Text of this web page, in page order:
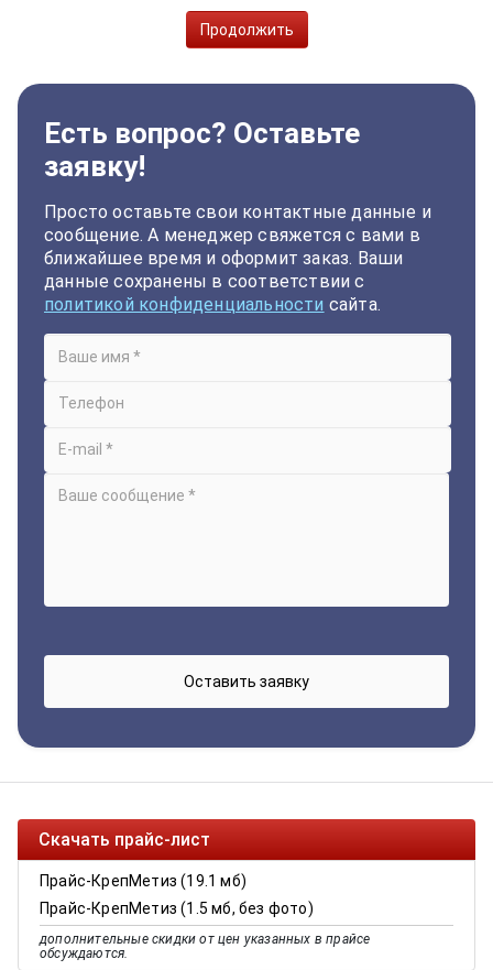
Продолжить
Есть вопрос? Оставьте
заявку!
Просто оставьте свои контактные данные и
сообщение. А менеджер свяжется с вами в
ближайшее время и оформит заказ. Ваши
данные сохранены в соответствии с
политикой конфиденциальности сайта.
Скачать прайс-лист
Прайс-КрепМетиз (19.1 мб)
Прайс-КрепМетиз (1.5 мб, без фото)
дополнительные скидки от цен указанных в прайсе
обсуждаются.